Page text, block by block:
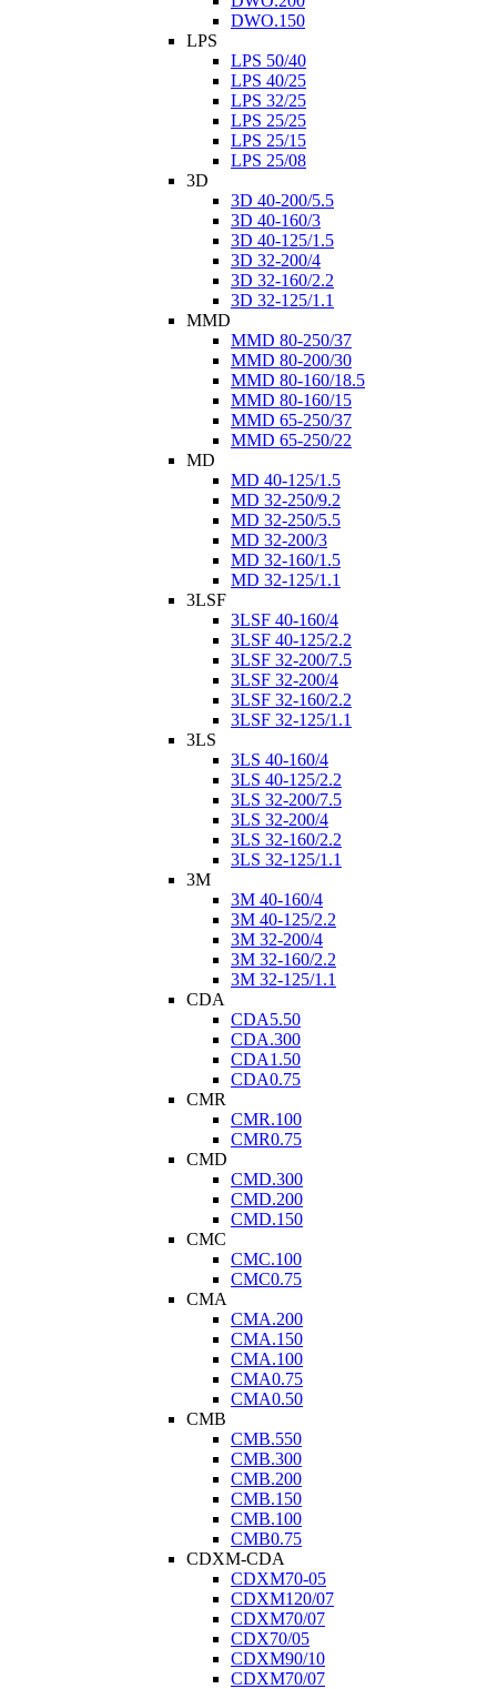
DWO.150
LPS
LPS 50/40
LPS 40/25
LPS 32/25
LPS 25/25
LPS 25/15
LPS 25/08
3D
3D 40-200/5.5
3D 40-160/3
3D 40-125/1.5
3D 32-200/4
3D 32-160/2.2
3D 32-125/1.1
MMD
MMD 80-250/37
MMD 80-200/30
MMD 80-160/18.5
MMD 80-160/15
MMD 65-250/37
MMD 65-250/22
MD
MD 40-125/1.5
MD 32-250/9.2
MD 32-250/5.5
MD 32-200/3
MD 32-160/1.5
MD 32-125/1.1
3LSF
3LSF 40-160/4
3LSF 40-125/2.2
3LSF 32-200/7.5
3LSF 32-200/4
3LSF 32-160/2.2
3LSF 32-125/1.1
3LS
3LS 40-160/4
3LS 40-125/2.2
3LS 32-200/7.5
3LS 32-200/4
3LS 32-160/2.2
3LS 32-125/1.1
3M
3M 40-160/4
3M 40-125/2.2
3M 32-200/4
3M 32-160/2.2
3M 32-125/1.1
CDA
CDA5.50
CDA.300
CDA1.50
CDA0.75
CMR
CMR.100
CMR0.75
CMD
CMD.300
CMD.200
CMD.150
CMC
CMC.100
CMC0.75
CMA
CMA.200
CMA.150
CMA.100
CMA0.75
CMA0.50
CMB
CMB.550
CMB.300
CMB.200
CMB.150
CMB.100
CMB0.75
CDXM-CDA
CDXM70-05
CDXM120/07
CDXM70/07
CDX70/05
CDXM90/10
CDXM70/07